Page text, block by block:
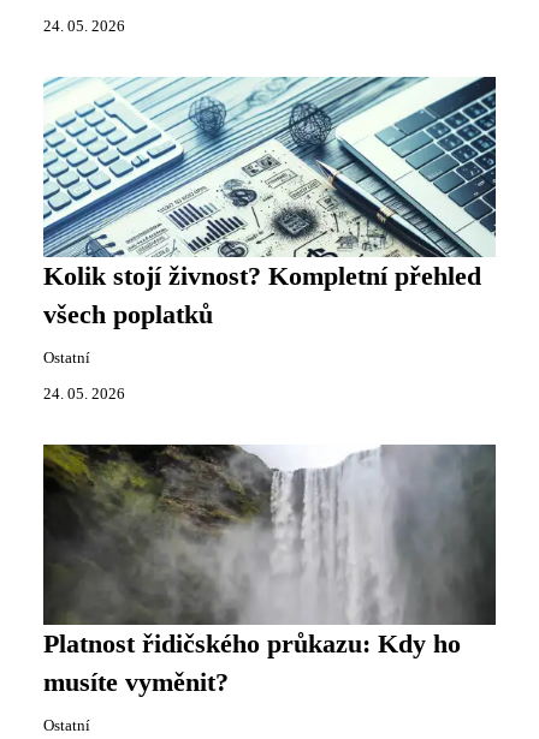
24. 05. 2026
Kolik stojí živnost? Kompletní přehled
všech poplatků
Ostatní
24. 05. 2026
Platnost řidičského průkazu: Kdy ho
musíte vyměnit?
Ostatní